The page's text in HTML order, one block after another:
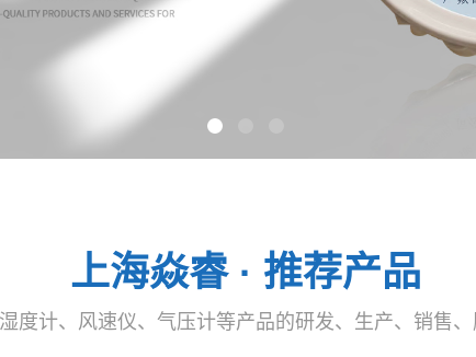
上海焱睿 · 推荐产品
度计、风速仪、气压计等产品的研发、生产、销售